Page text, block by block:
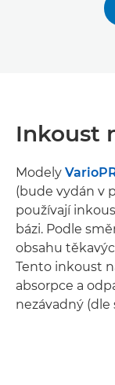
Inkoust
Modely
(bude vydán v
používají
bázi. Podle
obsahu
Tento inkoust
absorpce a
nezávadný (dle